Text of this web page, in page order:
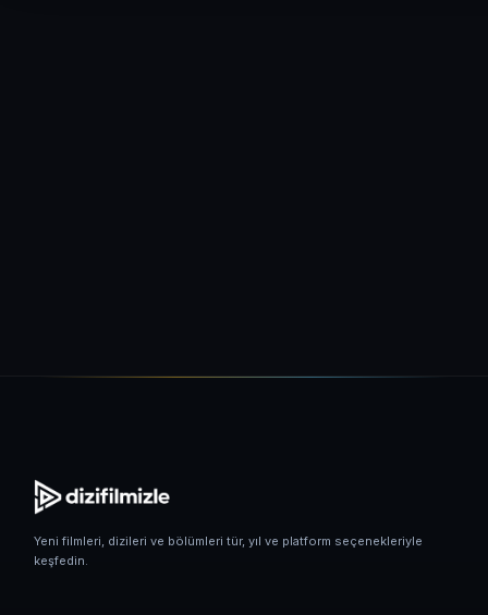
Yeni filmleri, dizileri ve bölümleri tür, yıl ve platform seçenekleriyle
keşfedin.